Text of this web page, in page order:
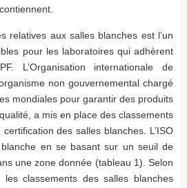
relatives aux salles blanches est l’un
pour les laboratoires qui adhèrent
L’Organisation internationale de
non gouvernemental chargé
mondiales pour garantir des produits
a mis en place des classements
des salles blanches. L’ISO
en se basant sur un seuil de
une zone donnée (tableau 1). Selon
les classements des salles blanches